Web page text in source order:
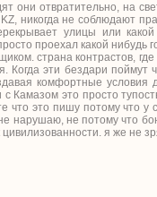
они отвратительно, на
никогда не соблюдают
улицы или
проехал какой нибудь
страна контрастов,
Когда эти бездари поймут
комфортные условия
Камазом это просто
что это пишу потому что
нарушаю, не потому что
я же не